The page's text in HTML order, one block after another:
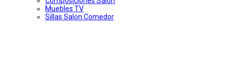
Muebles TV
Sillas Salon Comedor